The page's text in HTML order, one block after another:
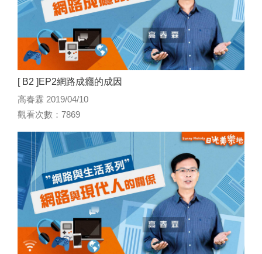
[ B2 ]EP2網路成癮的成因
高春霖 2019/04/10
觀看次數：7869